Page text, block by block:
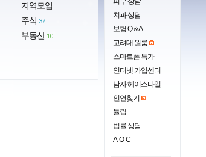
지역모임
주식 37
부동산 10
치과 상담
보험 Q & A
고려대 원룸
스마트폰 특가
인터넷 가입센터
남자 헤어스타일
인연찾기
튤립
법률 상담
AOC